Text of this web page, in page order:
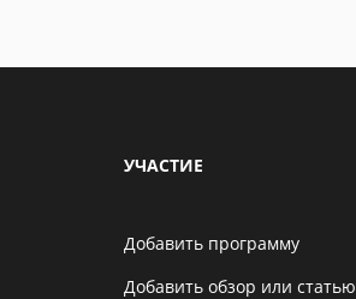
УЧАСТИЕ
Добавить программу
Добавить обзор или статью